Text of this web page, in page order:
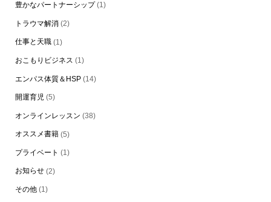
豊かなパートナーシップ(1)
トラウマ解消(2)
仕事と天職(1)
おこもりビジネス (1)
エンパス体質＆HSP(14)
開運育児(5)
オンラインレッスン (38)
オススメ書籍(5)
プライベート (1)
お知らせ(2)
その他(1)